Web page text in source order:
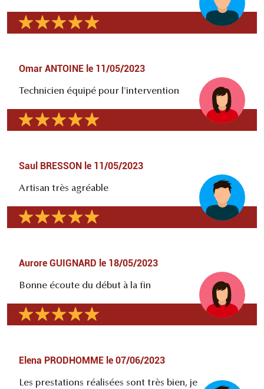
Omar ANTOINE le 11/05/2023
Technicien équipé pour l'intervention
Saul BRESSON le 11/05/2023
Artisan très agréable
Aurore GUIGNARD le 18/05/2023
Bonne écoute du début à la fin
Elena PRODHOMME le 07/06/2023
Les prestations réalisées sont très bien, je